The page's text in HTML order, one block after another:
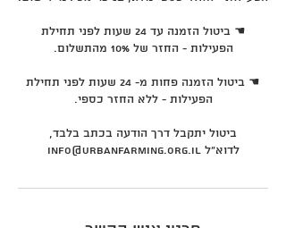
☚ ביטול הזמנה עד 24 שעות לפני תחילת
☚ ביטול הזמנה פחות מ- 24 שעות לפני תחילת
ביטול יתקבל דרך הודעה בכתב בלבד,
לדוא"ל info@urbanfarming.org.il